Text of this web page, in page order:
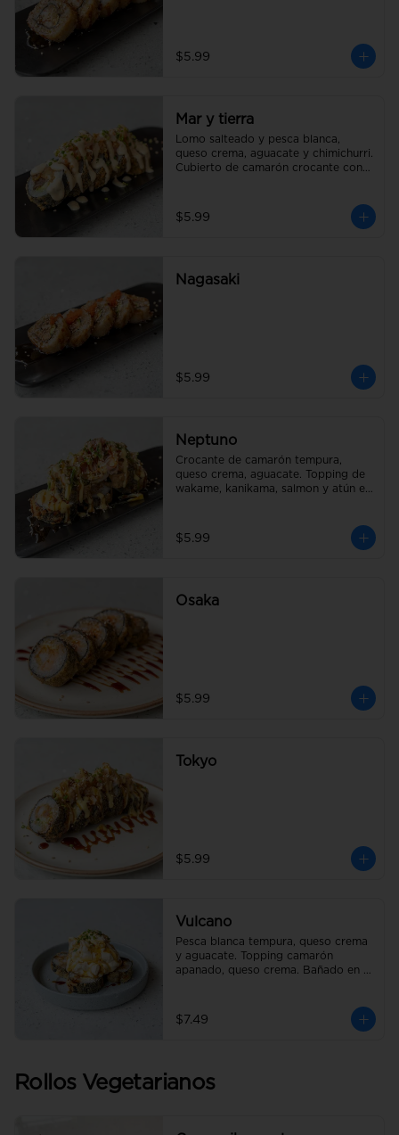
$5.99
Mar y tierra
Lomo salteado y pesca blanca,
queso crema, aguacate y chimichurri.
Cubierto de camarón crocante con
$5.99
Nagasaki
$5.99
Neptuno
Crocante de camarón tempura,
queso crema, aguacate. Topping de
wakame, kanikama, salmon y atún en
$5.99
Osaka
$5.99
Tokyo
$5.99
Vulcano
Pesca blanca tempura, queso crema
y aguacate. Topping camarón
apanado, queso crema. Bañado en
$7.49
Rollos Vegetarianos